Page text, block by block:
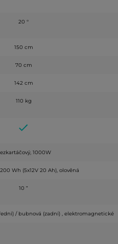
20 °
150 cm
70 cm
142 cm
110 kg
1000W
Wh (5x12V 20 Ah), olověná
10 ʺ
/ bubnová (zadní) , elektromagnetické